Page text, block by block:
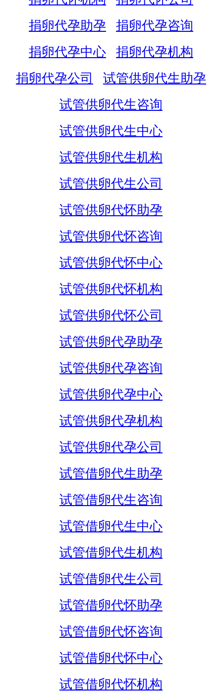
捐卵代孕助孕
捐卵代孕咨询
捐卵代孕中心
捐卵代孕机构
捐卵代孕公司
试管供卵代生助孕
试管供卵代生咨询
试管供卵代生中心
试管供卵代生机构
试管供卵代生公司
试管供卵代怀助孕
试管供卵代怀咨询
试管供卵代怀中心
试管供卵代怀机构
试管供卵代怀公司
试管供卵代孕助孕
试管供卵代孕咨询
试管供卵代孕中心
试管供卵代孕机构
试管供卵代孕公司
试管借卵代生助孕
试管借卵代生咨询
试管借卵代生中心
试管借卵代生机构
试管借卵代生公司
试管借卵代怀助孕
试管借卵代怀咨询
试管借卵代怀中心
试管借卵代怀机构